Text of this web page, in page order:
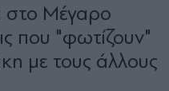
στο Μέγαρο
που "φωτίζουν"
με τους άλλους